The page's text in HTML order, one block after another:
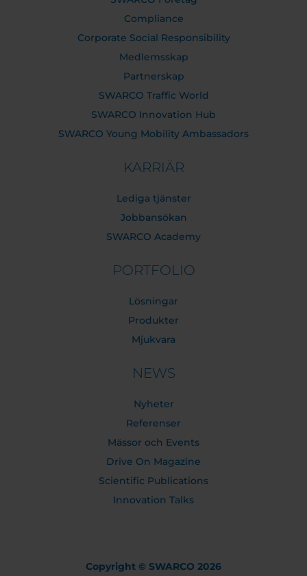
Compliance
Corporate Social Responsibility
Medlemsskap
Partnerskap
SWARCO Traffic World
SWARCO Innovation Hub
SWARCO Young Mobility Ambassadors
KARRIÄR
Lediga tjänster
Jobbansökan
SWARCO Academy
PORTFOLIO
Lösningar
Produkter
Mjukvara
NEWS
Nyheter
Referenser
Mässor och Events
Drive On Magazine
Scientific Publications
Innovation Talks
Copyright © SWARCO 2026